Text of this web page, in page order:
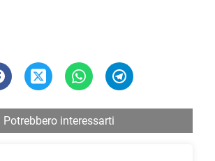
Potrebbero interessarti